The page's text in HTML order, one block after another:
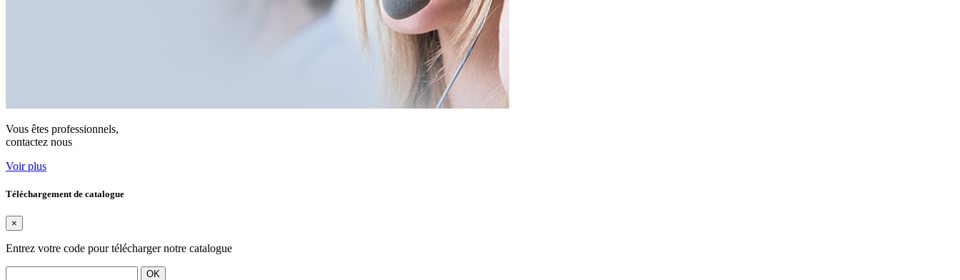
Vous êtes professionnels,
contactez nous
Voir plus
Téléchargement de catalogue
×
Entrez votre code pour télécharger notre catalogue
OK